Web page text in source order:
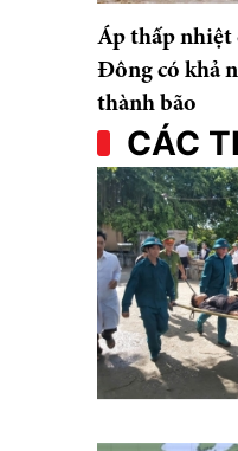
Áp thấp
Đông có khả
thành bão
CÁC